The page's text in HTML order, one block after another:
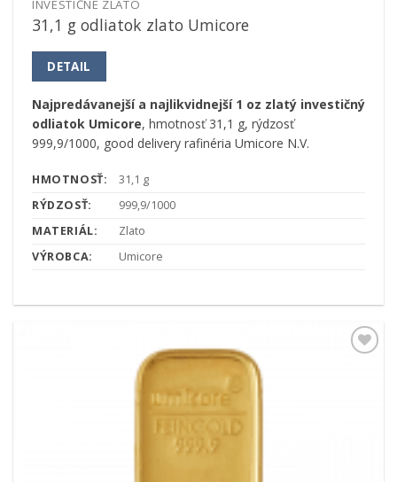
INVESTIČNÉ ZLATO
31,1 g odliatok zlato Umicore
DETAIL
Najpredávanejší a najlikvidnejší 1 oz zlatý investičný
odliatok Umicore, hmotnosť 31,1 g, rýdzosť
999,9/1000, good delivery rafinéria Umicore N.V.
HMOTNOSŤ:
31,1 g
RÝDZOSŤ:
999,9/1000
MATERIÁL:
Zlato
VÝROBCA:
Umicore